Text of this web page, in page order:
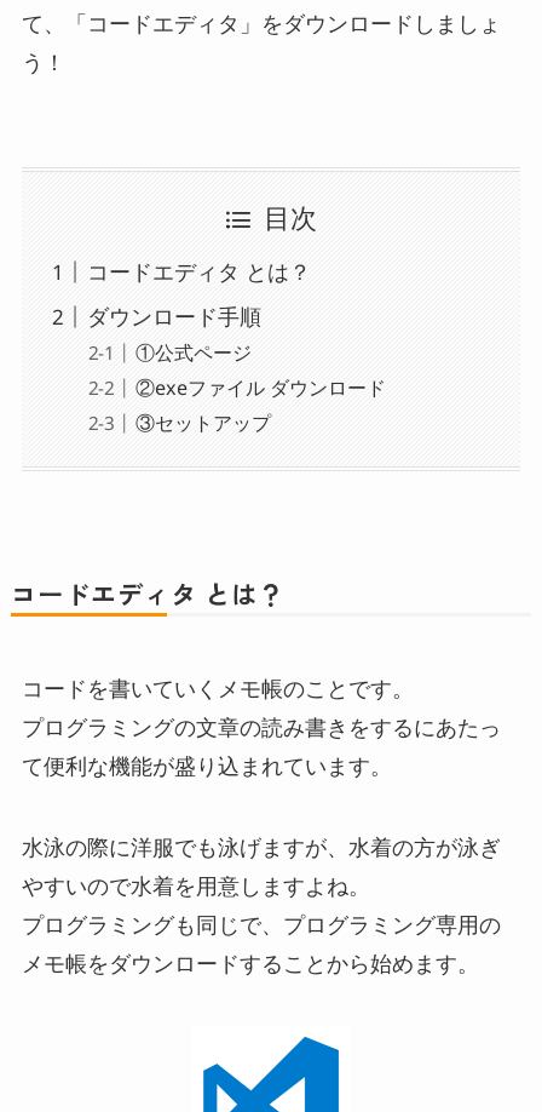
て、「コードエディタ」をダウンロードしましょ
う！
目次
コードエディタ とは？
ダウンロード手順
①公式ページ
②exeファイル ダウンロード
③セットアップ
コードエディタ とは？
コードを書いていくメモ帳のことです。
プログラミングの文章の読み書きをするにあたっ
て便利な機能が盛り込まれています。
水泳の際に洋服でも泳げますが、水着の方が泳ぎ
やすいので水着を用意しますよね。
プログラミングも同じで、プログラミング専用の
メモ帳をダウンロードすることから始めます。